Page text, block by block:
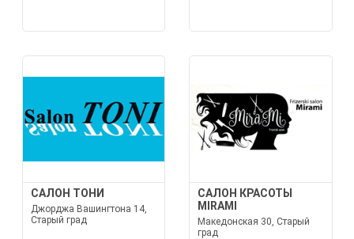
САЛОН ТОНИ
Джорджа Вашингтона 14,
Старый град
САЛОН КРАСОТЫ
MIRAMI
Македонская 30, Старый
град